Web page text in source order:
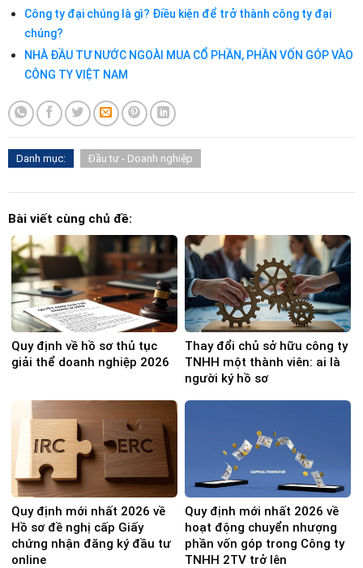
Công ty đại chúng là gì? Điều kiện để trở thành công ty đại
chúng?
NHÀ ĐẦU TƯ NƯỚC NGOÀI MUA CỔ PHẦN, PHẦN VỐN GÓP VÀO
CÔNG TY VIỆT NAM
Danh mục: Đầu tư - Doanh nghiệp
Bài viết cùng chủ đề:
Quy định về hồ sơ thủ tục
giải thể doanh nghiệp 2026
Thay đổi chủ sở hữu công ty
TNHH một thành viên: ai là
người ký hồ sơ
Quy định mới nhất 2026 về
Hồ sơ đề nghị cấp Giấy
chứng nhận đăng ký đầu tư
online
Quy định mới nhất 2026 về
hoạt động chuyển nhượng
phần vốn góp trong Công ty
TNHH 2TV trở lên